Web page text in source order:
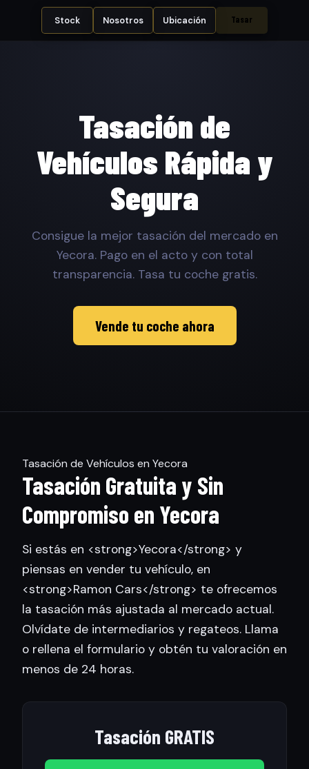
Stock Nosotros Ubicación Tasar
Tasación de
Vehículos Rápida y
Segura
Consigue la mejor tasación del mercado en
Yecora. Pago en el acto y con total
transparencia. Tasa tu coche gratis.
Vende tu coche ahora
Tasación de Vehículos en Yecora
Tasación Gratuita y Sin
Compromiso en Yecora
Si estás en <strong>Yecora</strong> y
piensas en vender tu vehículo, en
<strong>Ramon Cars</strong> te ofrecemos
la tasación más ajustada al mercado actual.
Olvídate de intermediarios y regateos. Llama
o rellena el formulario y obtén tu valoración en
menos de 24 horas.
Tasación GRATIS